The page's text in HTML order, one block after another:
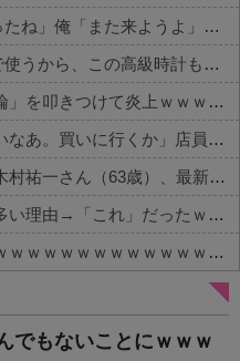
【悲報】女「丸亀製麺美味しかったね」俺「また来ようよ」店員「お会計2380円になりまーす」→その後『こう』なったんだが俺悪くないよな？？？？？？？？
【驚愕】ユーチューバー「撮影で使うから、この高級時計も車もぜ～んぶ経費でタダ！ｗ」←まさかコレ本気にしてる奴なんておらんよな？よな？w w w w w w w w w w w
【悲報】 有吉、一般人に「ド正論」を叩きつけて炎上ｗｗｗｗｗｗｗｗ
【画像】 ワイ「アルファードいいなあ。買いに行くか」店員「ほいっ見積もりな！」ワイ「金額おかしくね？」←お前らもそう思うよな？？？？？
【画像】 「キム兄」こと芸人・木村祐一さん（63歳）、最新の松本人志さんとのツーショットが完全に別人だとネット騒然！ 「マジで誰かわからん」...
【凄すぎる】 力士の嫁に美人が多い理由→「これ」だったｗｗｗｗｗｗｗ
【悲報】 楽天、ガチで逝くｗｗｗｗｗｗｗｗｗｗｗｗｗｗｗｗｗｗｗｗ
でもないことにｗｗｗ